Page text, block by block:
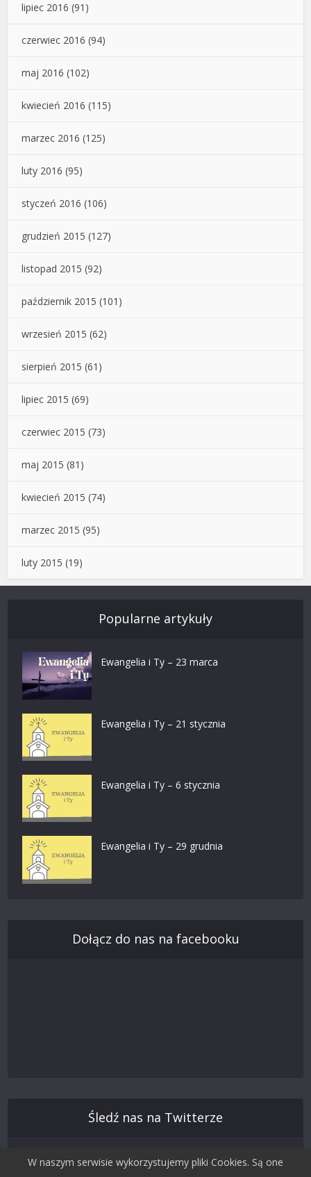
lipiec 2016 (91)
czerwiec 2016 (94)
maj 2016 (102)
kwiecień 2016 (115)
marzec 2016 (125)
luty 2016 (95)
styczeń 2016 (106)
grudzień 2015 (127)
listopad 2015 (92)
październik 2015 (101)
wrzesień 2015 (62)
sierpień 2015 (61)
lipiec 2015 (69)
czerwiec 2015 (73)
maj 2015 (81)
kwiecień 2015 (74)
marzec 2015 (95)
luty 2015 (19)
Popularne artykuły
Ewangelia i Ty – 23 marca
Ewangelia i Ty – 21 stycznia
Ewangelia i Ty – 6 stycznia
Ewangelia i Ty – 29 grudnia
Dołącz do nas na facebooku
Śledź nas na Twitterze
W naszym serwisie wykorzystujemy pliki Cookies. Są one